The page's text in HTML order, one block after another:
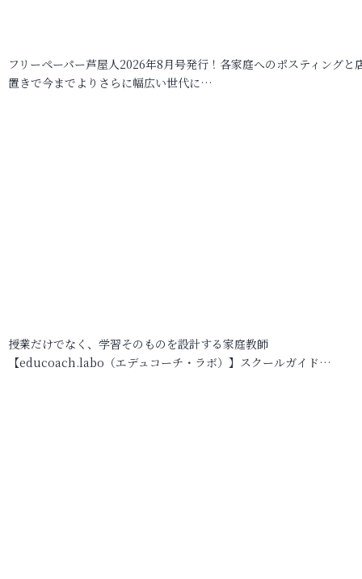
フリーペーパー芦屋人2026年8月号発行！各家庭へのポスティングと
置きで今までよりさらに幅広い世代に…
授業だけでなく、学習そのものを設計する家庭教師
【educoach.labo（エデュコーチ・ラボ）】スクールガイド…